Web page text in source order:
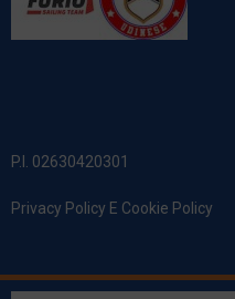
P.I. 02630420301
Privacy Policy E Cookie Policy